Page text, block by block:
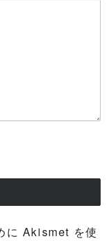
に Akismet を使